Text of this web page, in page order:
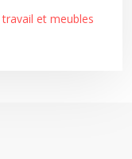
et meubles